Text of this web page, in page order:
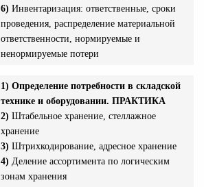
6) Инвентаризация: ответственные, сроки
проведения, распределение материальной
ответственности, нормируемые и
ненормируемые потери
1) Определение потребности в складской
технике и оборудовании. ПРАКТИКА
2) Штабельное хранение, стеллажное
хранение
3) Штрихкодирование, адресное хранение
4) Деление ассортимента по логическим
зонам хранения